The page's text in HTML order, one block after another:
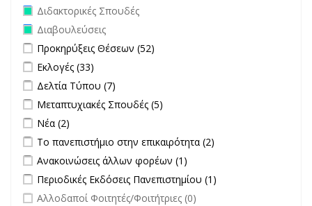
Remove Διδακτορικές Σπουδές filter
Διδακτορικές Σπουδές
Remove Διαβουλεύσεις filter
Διαβουλεύσεις
Apply Προκηρύξεις Θέσεων filter
Προκηρύξεις Θέσεων (52)
Apply Εκλογές filter
Εκλογές (33)
Apply Δελτία Τύπου filter
Δελτία Τύπου (7)
Apply Μεταπτυχιακές Σπουδές filter
Μεταπτυχιακές Σπουδές (5)
Apply Νέα filter
Νέα (2)
Apply Το πανεπιστήμιο στην επικαιρότητα filter
Το πανεπιστήμιο στην επικαιρότητα (2)
Apply Ανακοινώσεις άλλων φορέων filter
Ανακοινώσεις άλλων φορέων (1)
Apply Περιοδικές Εκδόσεις Πανεπιστημίου filter
Περιοδικές Εκδόσεις Πανεπιστημίου (1)
undefined
Αλλοδαποί Φοιτητές/Φοιτήτριες (0)